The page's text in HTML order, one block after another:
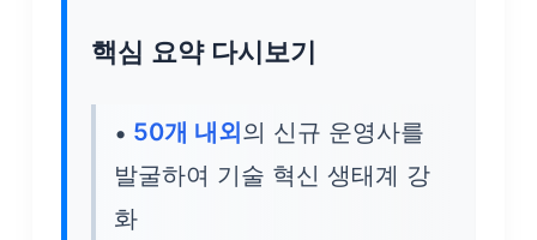
핵심 요약 다시보기
50개 내외의 신규 운영사를
발굴하여 기술 혁신 생태계 강
화